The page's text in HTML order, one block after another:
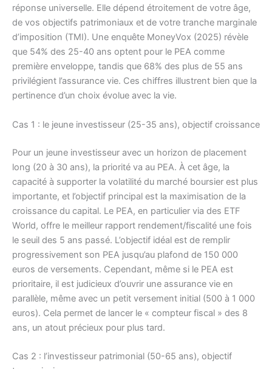
réponse universelle. Elle dépend étroitement de votre âge,
de vos objectifs patrimoniaux et de votre tranche marginale
d’imposition (TMI). Une enquête MoneyVox (2025) révèle
que 54% des 25-40 ans optent pour le PEA comme
première enveloppe, tandis que 68% des plus de 55 ans
privilégient l’assurance vie. Ces chiffres illustrent bien que la
pertinence d’un choix évolue avec la vie.
Cas 1 : le jeune investisseur (25-35 ans), objectif croissance
Pour un jeune investisseur avec un horizon de placement
long (20 à 30 ans), la priorité va au PEA. À cet âge, la
capacité à supporter la volatilité du marché boursier est plus
importante, et l’objectif principal est la maximisation de la
croissance du capital. Le PEA, en particulier via des ETF
World, offre le meilleur rapport rendement/fiscalité une fois
le seuil des 5 ans passé. L’objectif idéal est de remplir
progressivement son PEA jusqu’au plafond de 150 000
euros de versements. Cependant, même si le PEA est
prioritaire, il est judicieux d’ouvrir une assurance vie en
parallèle, même avec un petit versement initial (500 à 1 000
euros). Cela permet de lancer le « compteur fiscal » des 8
ans, un atout précieux pour plus tard.
Cas 2 : l’investisseur patrimonial (50-65 ans), objectif